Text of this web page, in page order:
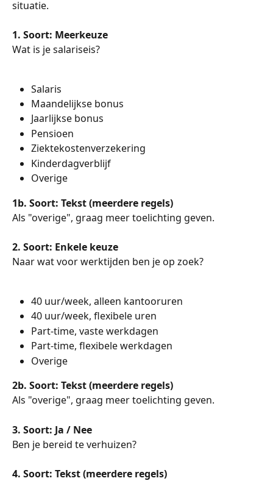
situatie.
1. Soort: Meerkeuze
Wat is je salariseis?
Salaris
Maandelijkse bonus
Jaarlijkse bonus
Pensioen
Ziektekostenverzekering
Kinderdagverblijf
Overige
1b. Soort: Tekst (meerdere regels)
Als "overige", graag meer toelichting geven.
2. Soort: Enkele keuze
Naar wat voor werktijden ben je op zoek?
40 uur/week, alleen kantooruren
40 uur/week, flexibele uren
Part-time, vaste werkdagen
Part-time, flexibele werkdagen
Overige
2b. Soort: Tekst (meerdere regels)
Als "overige", graag meer toelichting geven.
3. Soort: Ja / Nee
Ben je bereid te verhuizen?
4. Soort: Tekst (meerdere regels)